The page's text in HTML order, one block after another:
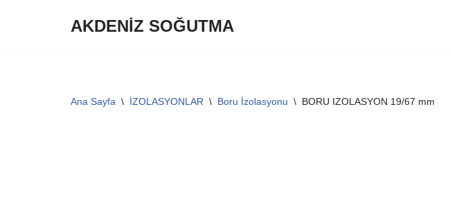
AKDENİZ SOĞUTMA
Ana Sayfa \ İZOLASYONLAR \ Boru İzolasyonu \ BORU IZOLASYON 19/67 mm